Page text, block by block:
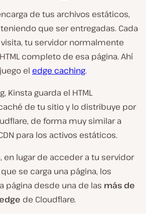
de tus archivos estáticos,
que ser entregadas. Cada
tu servidor normalmente
completo de esa página. Ahí
el edge caching.
Kinsta guarda el HTML
de tu sitio y lo distribuye por
de forma muy similar a
para los activos estáticos.
en lugar de acceder a tu servidor
se carga una página, los
página desde una de las más de
de Cloudflare.